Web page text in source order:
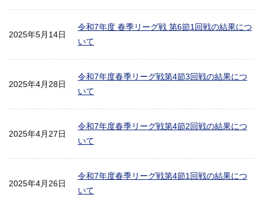
2025年5月14日
令和7年度 春季リーグ戦 第6節1回戦の結果につ
いて
2025年4月28日
令和7年度春季リーグ戦第4節3回戦の結果につ
いて
2025年4月27日
令和7年度春季リーグ戦第4節2回戦の結果につ
いて
2025年4月26日
令和7年度春季リーグ戦第4節1回戦の結果につ
いて